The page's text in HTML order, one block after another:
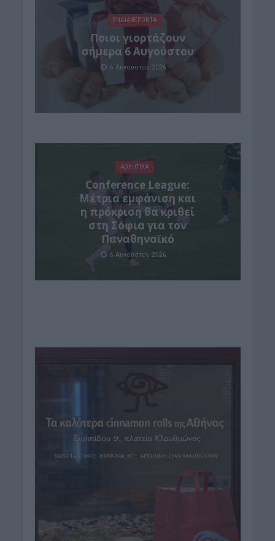
ΕΝΔΙΑΦΕΡΟΝΤΑ
Ποιοι γιορτάζουν
σήμερα 6 Αυγούστου
6 Αυγούστου 2026
ΑΘΛΗΤΙΚΑ
Conference League:
Μέτρια εμφάνιση και
η πρόκριση θα κριθεί
στη Σόφια για τον
Παναθηναϊκό
6 Αυγούστου 2026